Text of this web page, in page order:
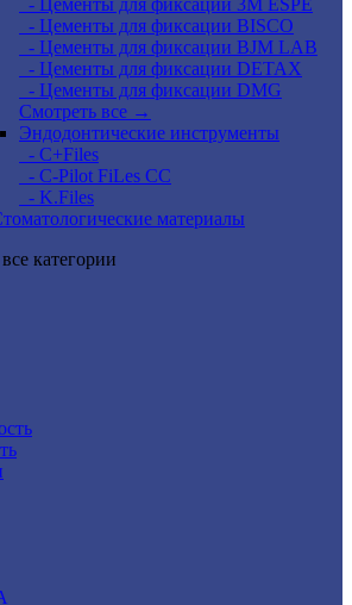
- Цементы для фиксации 3M ESPE
- Цементы для фиксации BISCO
- Цементы для фиксации BJM LAB
- Цементы для фиксации DETAX
- Цементы для фиксации DMG
Смотреть все →
Эндодонтические инструменты
- C+Files
- C-Pilot FiLes CC
- K.Files
категории